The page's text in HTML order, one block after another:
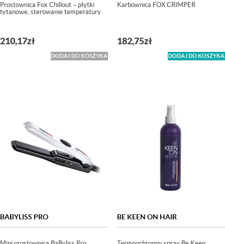
Prostownica Fox Chillout – płytki
tytanowe, sterowanie temperatury
210,17zł
DODAJ DO KOSZYKA
Karbownica FOX CRIMPER
182,75zł
DODAJ DO KOSZYKA
BABYLISS PRO BE KEEN ON HAIR